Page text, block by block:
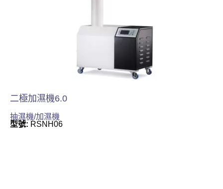
二極加濕機6.0
抽濕機/加濕機
型號: RSNH06